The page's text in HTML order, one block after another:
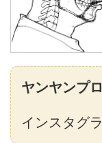
ヤンヤンプ
インスタグ